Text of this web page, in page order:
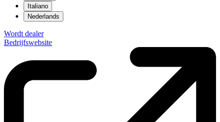
Italiano
Nederlands
Wordt dealer
Bedrijfswebsite